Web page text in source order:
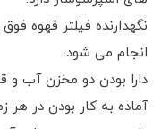
نگهدارنده فیلتر قهوه
انجام می شود.
دارا بودن دو مخزن آب
آماده به کار بودن در هر